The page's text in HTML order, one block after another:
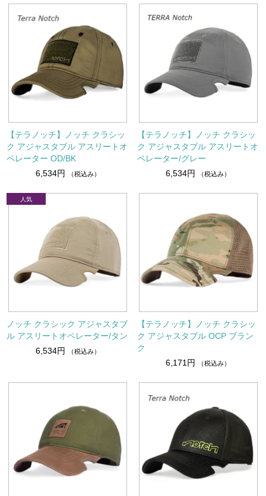
【テラノッチ】ノッチ クラシッ
ク アジャスタブル アスリートオ
ペレーター OD/BK
6,534円
（税込み）
【テラノッチ】ノッチ クラシッ
ク アジャスタブル アスリートオ
ペレーター/グレー
6,534円
（税込み）
ノッチ クラシック アジャスタブ
ル アスリートオペレーター/タン
6,534円
（税込み）
【テラノッチ】ノッチ クラシッ
ク アジャスタブル OCP ブラン
ク
6,171円
（税込み）